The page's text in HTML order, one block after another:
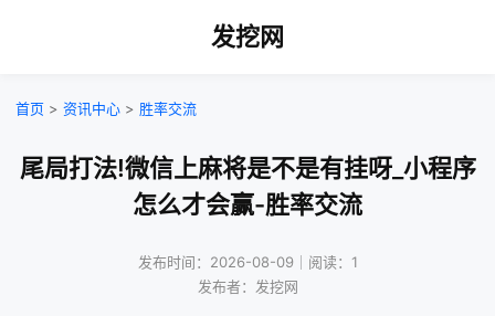
发挖网
首页 > 资讯中心 > 胜率交流
尾局打法!微信上麻将是不是有挂呀_小程序
怎么才会赢-胜率交流
发布时间：2026-08-09｜阅读：1
发布者：发挖网